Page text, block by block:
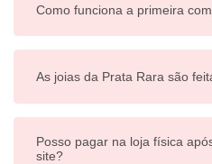
Como funciona a primeira
As joias da Prata Rara são
Posso pagar na loja física
site?